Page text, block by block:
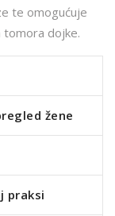
te omogućuje
tomora dojke.
žene
praksi